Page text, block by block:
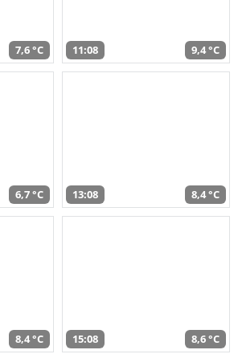
7,6 °C 11:08 9,4 °C
6,7 °C 13:08 8,4 °C
8,4 °C 15:08 8,6 °C